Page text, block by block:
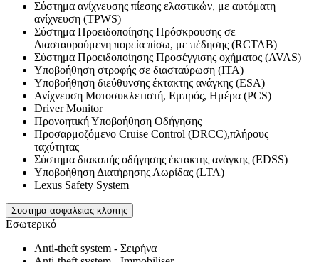
Σύστημα ανίχνευσης πίεσης ελαστικών, με αυτόματη
ανίχνευση (TPWS)
Σύστημα Προειδοποίησης Πρόσκρουσης σε
Διασταυρούμενη πορεία πίσω, με πέδησης (RCTAB)
Σύστημα Προειδοποίησης Προσέγγισης οχήματος (AVAS)
Υποβοήθηση στροφής σε διασταύρωση (ITA)
Υποβοήθηση διεύθυνσης έκτακτης ανάγκης (ESA)
Ανίχνευση Μοτοσυκλετιστή, Εμπρός, Ημέρα (PCS)
Driver Monitor
Προνοητική Υποβοήθηση Οδήγησης
Προσαρμοζόμενο Cruise Control (DRCC),πλήρους
ταχύτητας
Σύστημα διακοπής οδήγησης έκτακτης ανάγκης (EDSS)
Υποβοήθηση Διατήρησης Λωρίδας (LTA)
Lexus Safety System +
Συστημα ασφαλειας κλοπης
Εσωτερικό
Anti-theft system - Σειρήνα